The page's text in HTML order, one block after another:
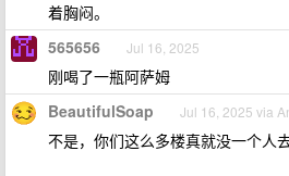
着胸闷。
565656 Jul 16, 2025
刚喝了一瓶阿萨姆
BeautifulSoap Jul 16, 2025 via
不是，你们这么多楼真就没一个人